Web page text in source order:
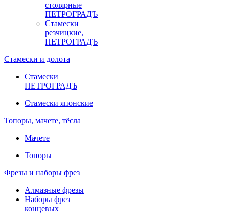
столярные
ПЕТРОГРАДЪ
Стамески
резчицкие,
ПЕТРОГРАДЪ
Стамески и долота
Стамески
ПЕТРОГРАДЪ
Стамески японские
Топоры, мачете, тёсла
Мачете
Топоры
Фрезы и наборы фрез
Алмазные фрезы
Наборы фрез
концевых